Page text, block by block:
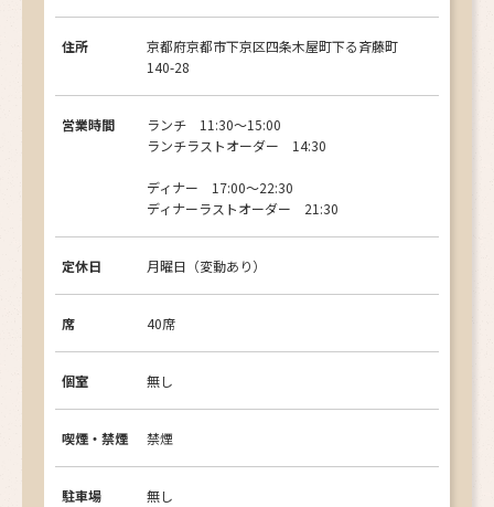
住所
京都府京都市下京区四条木屋町下る斉藤町
140-28
営業時間
ランチ 11:30〜15:00
ランチラストオーダー 14:30
ディナー 17:00〜22:30
ディナーラストオーダー 21:30
定休日 月曜日（変動あり）
席 40席
個室 無し
喫煙・禁煙 禁煙
駐車場 無し